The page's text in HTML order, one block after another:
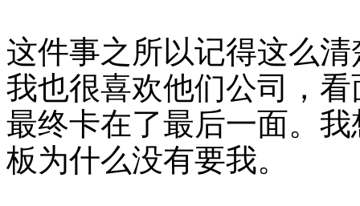
这件事之所以记得这么
我也很喜欢他们公司，
最终卡在了最后一面。
板为什么没有要我。